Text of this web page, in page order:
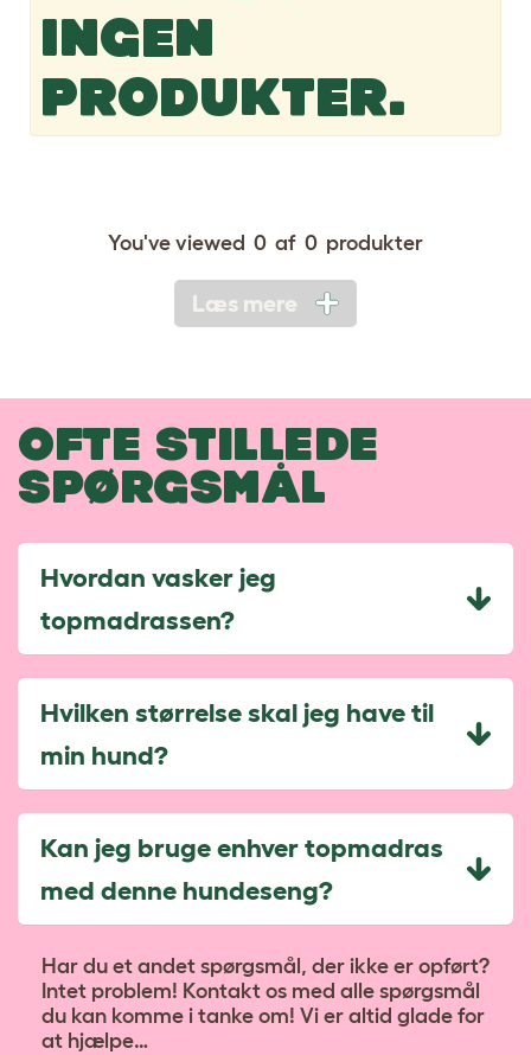
INGEN
PRODUKTER.
You've viewed 0 af 0 produkter
Læs mere
OFTE STILLEDE
SPØRGSMÅL
Hvordan vasker jeg
topmadrassen?
Hvilken størrelse skal jeg have til
min hund?
Kan jeg bruge enhver topmadras
med denne hundeseng?
Har du et andet spørgsmål, der ikke er opført?
Intet problem! Kontakt os med alle spørgsmål
du kan komme i tanke om! Vi er altid glade for
at hjælpe…